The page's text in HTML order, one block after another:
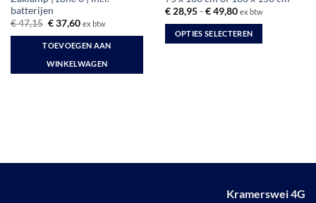
batterijen
€47,15 Oorspronkelijke
was:
€ 47,15.
€37,60Huidige
is:
€ 37,60.
ex btw
TOEVOEGEN AAN
WINKELWAGEN
€28,95 - €49,80Prijsklasse:
tot
€ 49,80
ex btw
OPTIES SELECTEREN
Kramerswei 4G